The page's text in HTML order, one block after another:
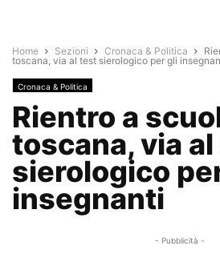
Home Sezioni Cronaca & Politica
toscana, via al test sierologico per gli
Cronaca & Politica
Rientro a
toscana, via
sierologico
insegnanti
- Pubblicità -